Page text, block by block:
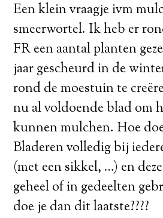
Een klein vraagje ivm
smeerwortel. Ik heb er
FR een aantal planten
jaar gescheurd in de
rond de moestuin te
nu al voldoende blad om
kunnen mulchen. Hoe
Bladeren volledig bij
(met een sikkel, …) en
geheel of in gedeelten
doe je dan dit laatste????